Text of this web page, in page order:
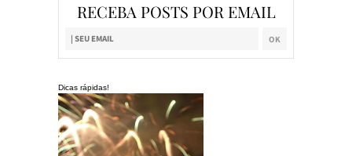
RECEBA POSTS POR EMAIL
Dicas rápidas!